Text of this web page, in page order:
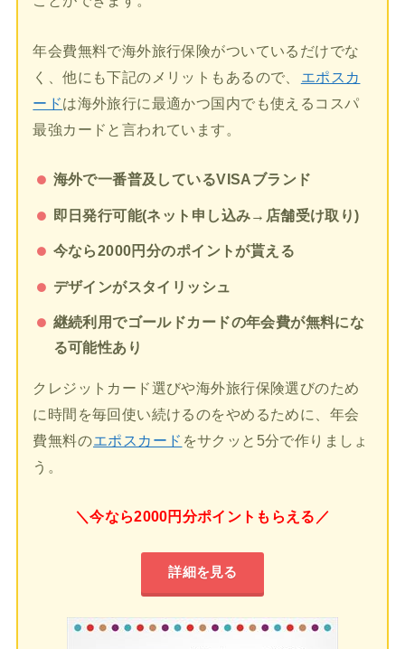
年会費無料で海外旅行保険がついているだけでな
く、他にも下記のメリットもあるので、
エポスカ
ードは海外旅行に最適かつ国内でも使えるコスパ
最強カードと言われています。
海外で一番普及しているVISAブランド
即日発行可能(ネット申し込み→店舗受け取り)
今なら2000円分のポイントが貰える
デザインがスタイリッシュ
継続利用でゴールドカードの年会費が無料にな
る可能性あり
クレジットカード選びや海外旅行保険選びのため
に時間を毎回使い続けるのをやめるために、年会
費無料のエポスカード をサクッと5分で作りましょ
う。
＼今なら2000円分ポイントもらえる／
詳細を見る